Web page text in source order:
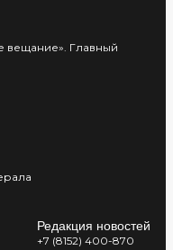
вещание». Главный
Редакция новостей
+7 (8152) 400-870